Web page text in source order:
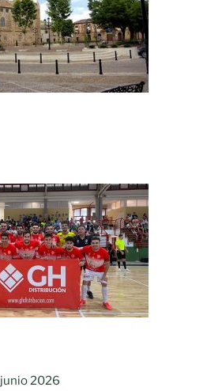
junio 2026